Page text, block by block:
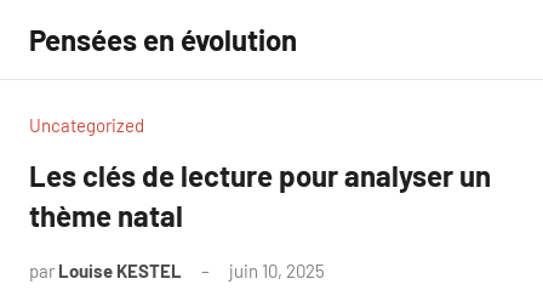
contenu
Pensées en évolution
Uncategorized
Les clés de lecture pour analyser un
thème natal
par Louise KESTEL juin 10, 2025